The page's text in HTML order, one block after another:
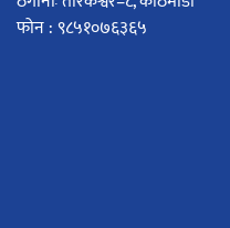
फोन : ९८५१०७६३६५